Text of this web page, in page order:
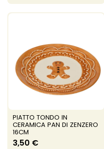
PIATTO TONDO IN
CERAMICA PAN DI ZENZERO
16CM
3,50 €